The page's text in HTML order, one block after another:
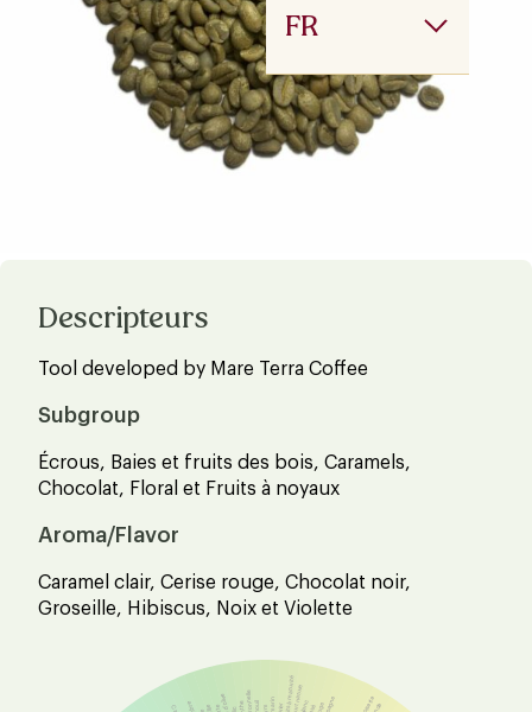
FR
Descripteurs
Tool developed by Mare Terra Coffee
Subgroup
Écrous, Baies et fruits des bois, Caramels,
Chocolat, Floral et Fruits à noyaux
Aroma/Flavor
Caramel clair, Cerise rouge, Chocolat noir,
Groseille, Hibiscus, Noix et Violette
Citronnelle Fruits à maturitéYaourt nature